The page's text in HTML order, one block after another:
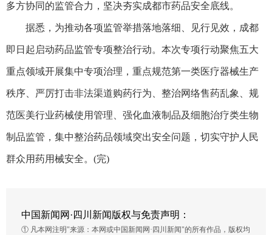
多方协同的监管合力，坚决夯实成都市药品安全底线。
据悉，为推动各项监管举措落地落细、见行见效，成都
即日起启动药品监管专项整治行动。本次专项行动聚焦五大
重点领域开展集中专项治理，重点规范第一类医疗器械生产
秩序、严厉打击非法渠道购药行为、整治网络售药乱象、规
范医美行业药械使用管理、强化血液制品及细胞治疗类生物
制品监管，集中整治药品领域突出安全问题，切实守护人民
群众用药用械安全。(完)
中国新闻网·四川新闻版权与免责声明：
① 凡本网注明"来源：本网或中国新闻网·四川新闻"的所有作品，版权均